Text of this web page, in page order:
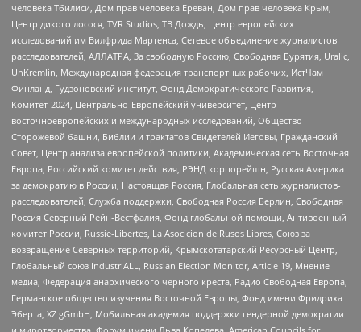
человека Тбилиси, Дом прав человека Ереван, Дом прав человека Крым,
Центр дикого лосося, TVR Studios, ТВ Дождь, Центр европейских
исследований им Вилфрида Мартенса, Сетевое объединение журналистов
расследователей, АЛЛАТРА, За свободную Россию, Свободная Бурятия, Uralic,
UnKremlin, Международная федерация транспортных рабочих, ИстЧам
Финланд, Гудзоновский институт, Фонд Демократического Развития,
Комитет-2024, Центрально-Европейский университет, Центр
восточноевропейских и международных исследований, Общество
Сторожевой башни, Библии и трактатов Свидетелей Иеговы, Гражданский
Совет, Центр анализа европейской политики, Академическая сеть Восточная
Европа, Российский комитет действия, РЭНД корпорейшн, Русская Америка
за демократию в России, Настоящая Россия, Глобальная сеть журналистов-
расследователей, Служба поддержки, Свободная Россия Берлин, Свободная
Россия Северный Рейн-Вестфалия, Фонд глобальной помощи, Антивоенный
комитет России, Russie-Libertes, La Asocicion de Rusos Libres, Союз за
возвращение Северных территорий, Крымскотатарский Ресурсный Центр,
Глобальный союз IndustriALL, Russian Election Monitor, Article 19, Мнение
медиа, Федерация анархического черного креста, Радио Свободная Европа,
Германское общество изучения Восточной Европы, Фонд имени Фридриха
Эберта, XZ gGmbH, Мобильная академия поддержки гендерной демократии
и миротворчества, Форум имени Льва Копелева, American Councils for